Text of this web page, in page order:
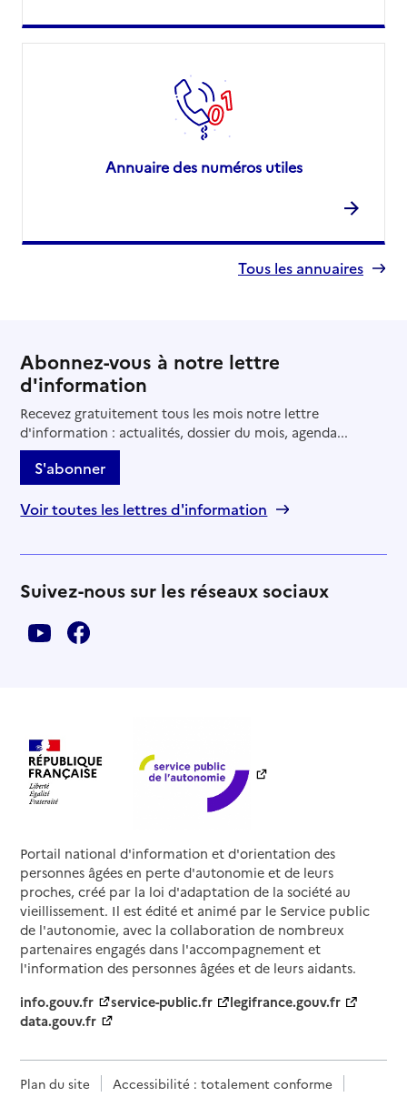
Source des données : Finess n° 490023835
Annuaire des numéros utiles
Tous les annuaires
Abonnez-vous à notre lettre
d'information
Recevez gratuitement tous les mois notre lettre
d'information : actualités, dossier du mois, agenda...
S'abonner
Voir toutes les lettres d'information
Suivez-nous sur les réseaux sociaux
Portail national d'information et d'orientation des
personnes âgées en perte d'autonomie et de leurs
proches, créé par la loi d'adaptation de la société au
vieillissement. Il est édité et animé par le Service public
de l'autonomie, avec la collaboration de nombreux
partenaires engagés dans l'accompagnement et
l'information des personnes âgées et de leurs aidants.
info.gouv.fr
service-public.fr
legifrance.gouv.fr
data.gouv.fr
Plan du site
Accessibilité : totalement conforme